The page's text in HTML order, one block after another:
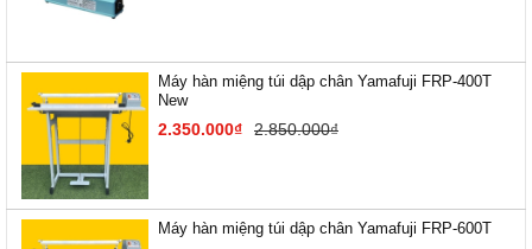
Máy hàn miệng túi dập chân Yamafuji FRP-400T
New
2.350.000₫ 2.850.000₫
Máy hàn miệng túi dập chân Yamafuji FRP-600T